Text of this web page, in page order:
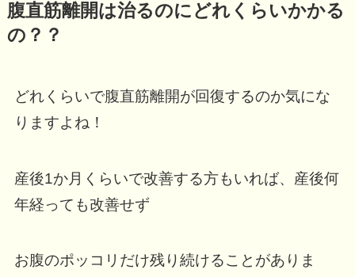
腹直筋離開は治るのにどれくらいかかる
の？？
どれくらいで腹直筋離開が回復するのか気にな
りますよね！
産後1か月くらいで改善する方もいれば、産後何
年経っても改善せず
お腹のポッコリだけ残り続けることがありま